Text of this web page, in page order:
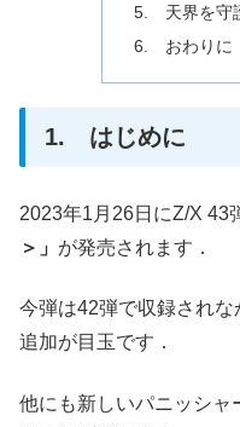
5. 天界を守
6. おわりに
1. はじめに
2023年1月26日にZ/X 43
＞」 が発売されます．
今弾は42弾で収録され
追加が目玉です．
他にも新しいパニッシャ